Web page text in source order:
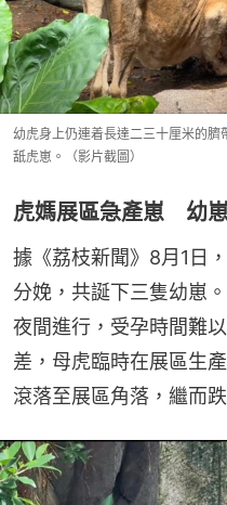
幼虎身上仍連着長達二三十厘米的
舐虎崽。（影片截圖）
虎媽展區急產崽 幼
據《荔枝新聞》8月1日
分娩，共誕下三隻幼崽
夜間進行，受孕時間難
差，母虎臨時在展區生
滾落至展區角落，繼而